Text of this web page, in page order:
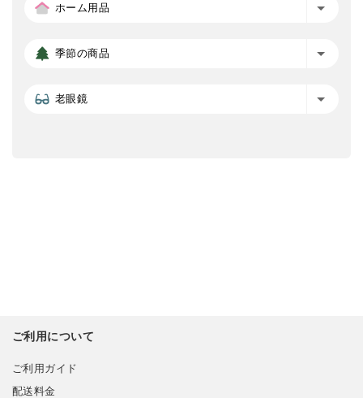
ホーム用品
季節の商品
老眼鏡
ご利用について
ご利用ガイド
配送料金